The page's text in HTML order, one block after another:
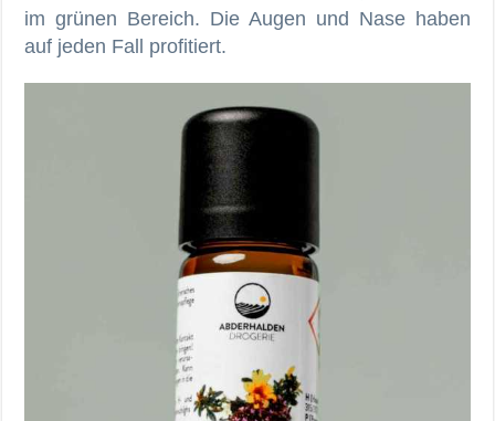
im grünen Bereich. Die Augen und Nase haben
auf jeden Fall profitiert.